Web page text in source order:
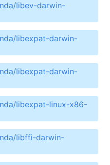
libev-darwin-
libexpat-darwin-
libexpat-darwin-
libexpat-linux-x86-
libffi-darwin-